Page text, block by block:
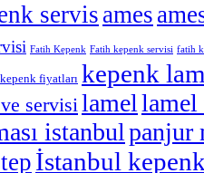
servisames
Fatih Kepenk Fatih kepenk servisi fatih
kepenk fiyatları kepenk
servisilamel
istanbulpanjur
İstanbul